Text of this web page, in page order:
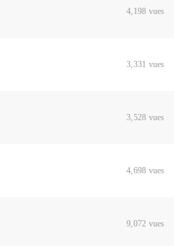
4,198 vues
3,331 vues
3,528 vues
4,698 vues
9,072 vues